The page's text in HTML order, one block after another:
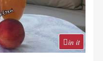
in it